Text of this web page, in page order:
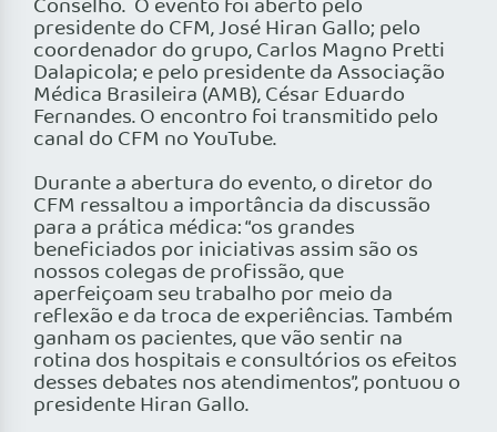
Conselho. O evento foi aberto pelo
presidente do CFM, José Hiran Gallo; pelo
coordenador do grupo, Carlos Magno Pretti
Dalapicola; e pelo presidente da Associação
Médica Brasileira (AMB), César Eduardo
Fernandes. O encontro foi transmitido pelo
canal do CFM no YouTube.
Durante a abertura do evento, o diretor do
CFM ressaltou a importância da discussão
para a prática médica: “os grandes
beneficiados por iniciativas assim são os
nossos colegas de profissão, que
aperfeiçoam seu trabalho por meio da
reflexão e da troca de experiências. Também
ganham os pacientes, que vão sentir na
rotina dos hospitais e consultórios os efeitos
desses debates nos atendimentos”, pontuou o
presidente Hiran Gallo.